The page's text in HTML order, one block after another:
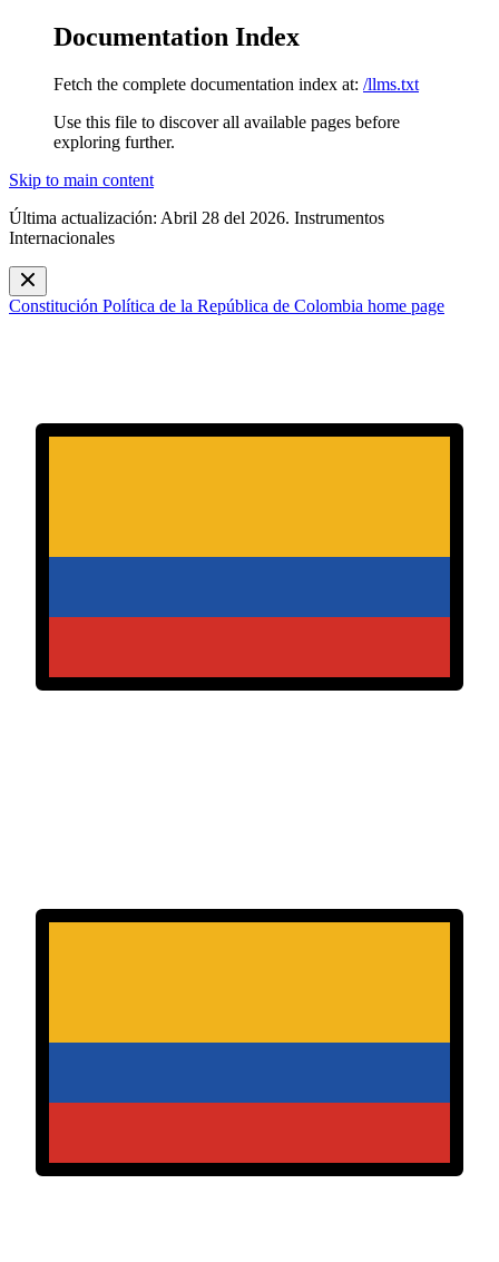
Documentation Index
Fetch the complete documentation index at: /llms.txt
Use this file to discover all available pages before
exploring further.
Skip to main content
Última actualización: Abril 28 del 2026. Instrumentos
Internacionales
Constitución Política de la República de Colombia home page